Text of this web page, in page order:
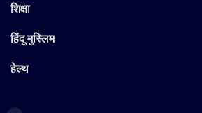
शिक्षा
हिंदू मुस्लिम
हेल्थ